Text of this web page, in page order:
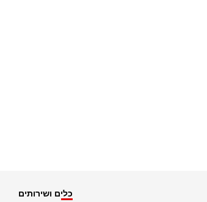
כלים ושירותים